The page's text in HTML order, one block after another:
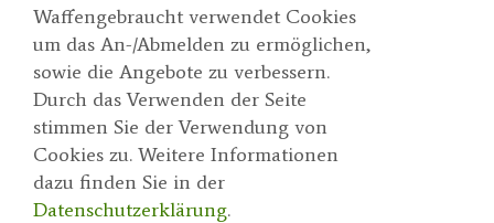
Waffengebraucht verwendet Cookies
um das An-/Abmelden zu ermöglichen,
sowie die Angebote zu verbessern.
Durch das Verwenden der Seite
stimmen Sie der Verwendung von
Cookies zu. Weitere Informationen
dazu finden Sie in der
Datenschutzerklärung.
748 €
Suche
Partner
AGBs
Datenschutzerklärung
Wertgarner 1820
Jagd & SporthandelsgmbH
Dr. Karl-Renner-Straße 48